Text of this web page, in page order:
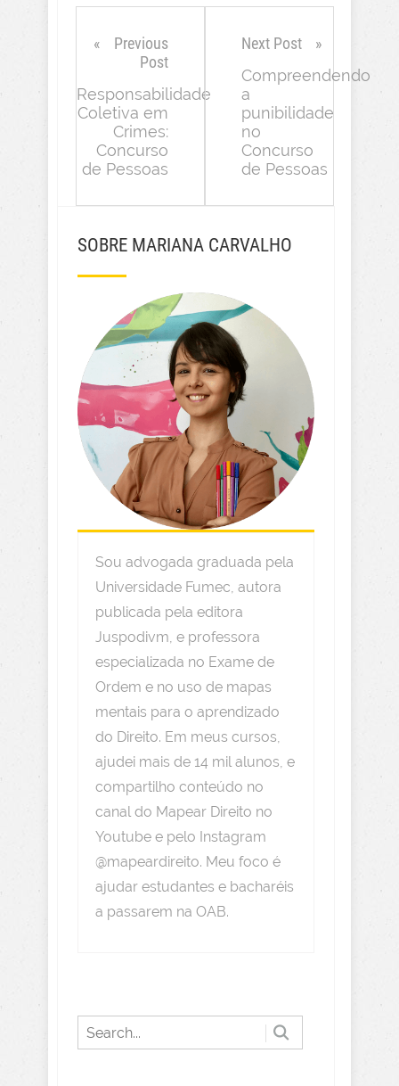
Previous
Post
Responsabilidade
Coletiva em
Crimes:
Concurso
de Pessoas
Next Post
Compreendendo
a
punibilidade
no
Concurso
de Pessoas
SOBRE MARIANA CARVALHO
Sou advogada graduada pela
Universidade Fumec, autora
publicada pela editora
Juspodivm, e professora
especializada no Exame de
Ordem e no uso de mapas
mentais para o aprendizado
do Direito. Em meus cursos,
ajudei mais de 14 mil alunos, e
compartilho conteúdo no
canal do Mapear Direito no
Youtube e pelo Instagram
@mapeardireito. Meu foco é
ajudar estudantes e bacharéis
a passarem na OAB.